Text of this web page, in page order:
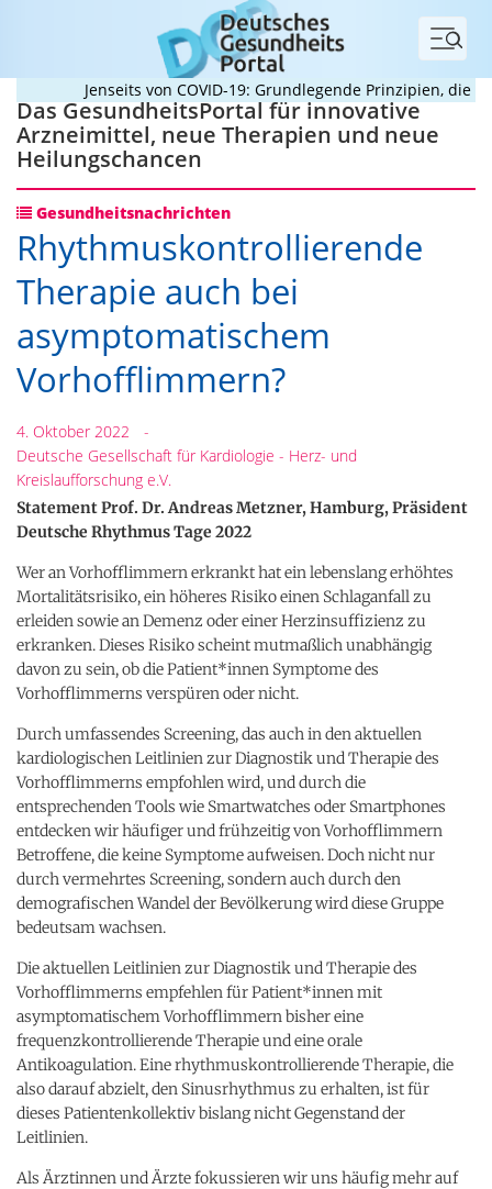
Menü
Jenseits von COVID-19: Grundlegende Prinzipien, die
Das GesundheitsPortal für innovative
Arzneimittel, neue Therapien und neue
Heilungschancen
Gesundheitsnachrichten
Rhythmuskontrollierende
Therapie auch bei
asymptomatischem
Vorhofflimmern?
4. Oktober 2022
-
Deutsche Gesellschaft für Kardiologie - Herz- und
Kreislaufforschung e.V.
Statement Prof. Dr. Andreas Metzner, Hamburg, Präsident
Deutsche Rhythmus Tage 2022
Wer an Vorhofflimmern erkrankt hat ein lebenslang erhöhtes
Mortalitätsrisiko, ein höheres Risiko einen Schlaganfall zu
erleiden sowie an Demenz oder einer Herzinsuffizienz zu
erkranken. Dieses Risiko scheint mutmaßlich unabhängig
davon zu sein, ob die Patient*innen Symptome des
Vorhofflimmerns verspüren oder nicht.
Durch umfassendes Screening, das auch in den aktuellen
kardiologischen Leitlinien zur Diagnostik und Therapie des
Vorhofflimmerns empfohlen wird, und durch die
entsprechenden Tools wie Smartwatches oder Smartphones
entdecken wir häufiger und frühzeitig von Vorhofflimmern
Betroffene, die keine Symptome aufweisen. Doch nicht nur
durch vermehrtes Screening, sondern auch durch den
demografischen Wandel der Bevölkerung wird diese Gruppe
bedeutsam wachsen.
Die aktuellen Leitlinien zur Diagnostik und Therapie des
Vorhofflimmerns empfehlen für Patient*innen mit
asymptomatischem Vorhofflimmern bisher eine
frequenzkontrollierende Therapie und eine orale
Antikoagulation. Eine rhythmuskontrollierende Therapie, die
also darauf abzielt, den Sinusrhythmus zu erhalten, ist für
dieses Patientenkollektiv bislang nicht Gegenstand der
Leitlinien.
Als Ärztinnen und Ärzte fokussieren wir uns häufig mehr auf